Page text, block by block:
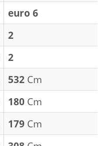
euro 6
2
2
532 Cm
180 Cm
179 Cm